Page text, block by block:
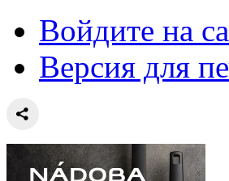
Войдите на
Версия для